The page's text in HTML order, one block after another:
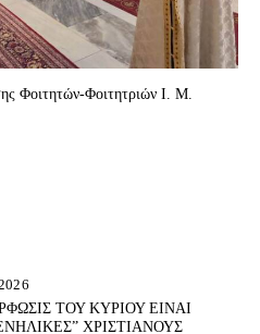
Φοιτητών-Φοιτητριών Ι. Μ.
ΤΟΥ ΚΥΡΙΟΥ ΕΙΝΑΙ
ΧΡΙΣΤΙΑΝΟΥΣ